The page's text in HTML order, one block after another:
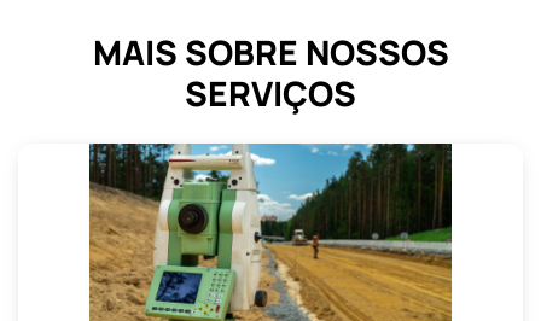
MAIS SOBRE NOSSOS
SERVIÇOS